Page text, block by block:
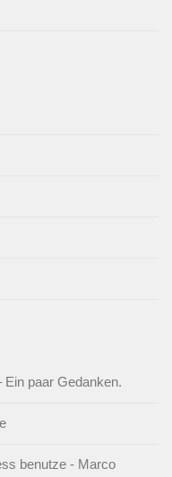
Ein paar Gedanken.
benutze - Marco